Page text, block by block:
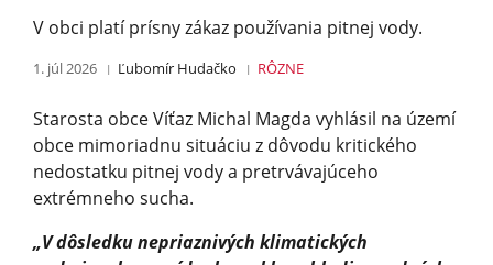
V obci platí prísny zákaz používania pitnej vody.
1. júl 2026 Ľubomír Hudačko RÔZNE
Starosta obce Víťaz Michal Magda vyhlásil na území
obce mimoriadnu situáciu z dôvodu kritického
nedostatku pitnej vody a pretrvávajúceho
extrémneho sucha.
„V dôsledku nepriaznivých klimatických